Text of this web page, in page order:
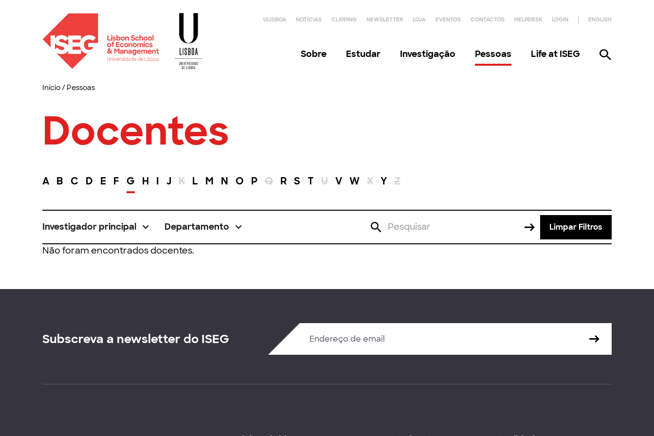
ULISBOA NOTÍCIAS CLIPPING NEWSLETTER LOJA EVENTOS CONTACTOS HELPDESK LOGIN ENGLISH
Sobre Estudar Investigação Pessoas Life at ISEG
Início/ Pessoas
Docentes
A B C D E F G H I J K L M N O P Q R S T U V W X Y Z
Investigador principal Departamento Limpar Filtros
Não foram encontrados docentes.
Subscreva a newsletter do ISEG